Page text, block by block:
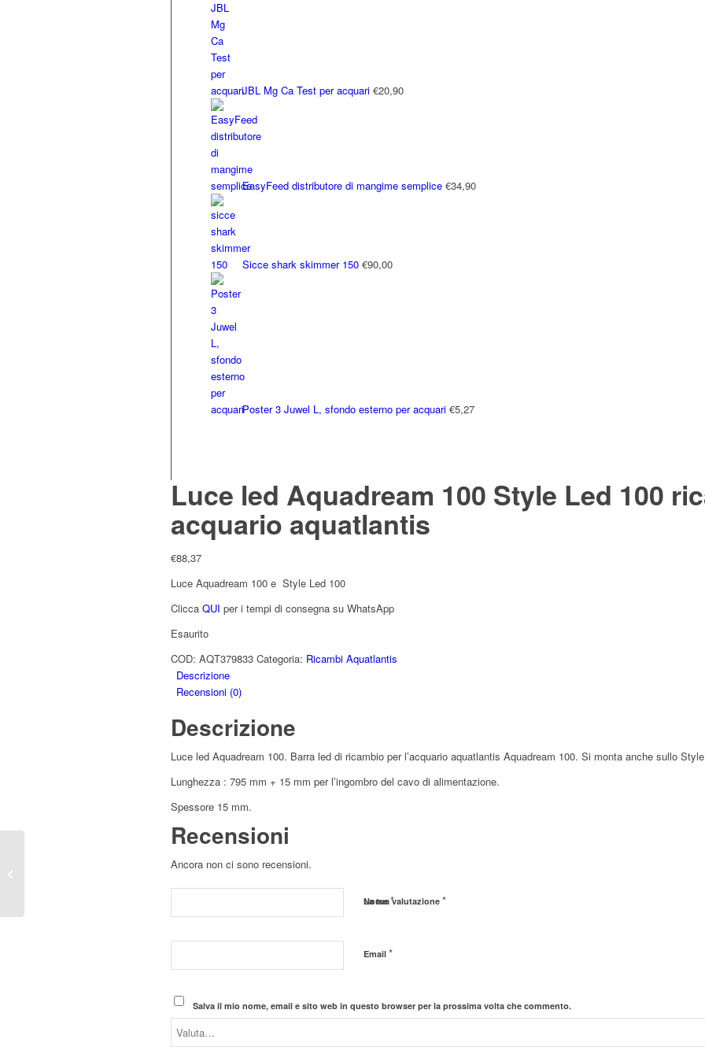
JBL Mg Ca Test per acquari €20,90
EasyFeed distributore di mangime semplice €34,90
Sicce shark skimmer 150 €90,00
Poster 3 Juwel L, sfondo esterno per acquari €5,27
Luce led Aquadream 100 Style Led 100
acquario aquatlantis
€88,37
Luce Aquadream 100 e Style Led 100
Clicca QUI per i tempi di consegna su WhatsApp
Esaurito
COD: AQT379833 Categoria: Ricambi Aquatlantis
Descrizione
Recensioni (0)
Descrizione
Luce led Aquadream 100. Barra led di ricambio per l’acquario aquatlantis Aquadream 100. Si monta anche sullo
Lunghezza : 795 mm + 15 mm per l’ingombro del cavo di alimentazione.
Spessore 15 mm.
Recensioni
Ancora non ci sono recensioni.
Nome*
Email *
Salva il mio nome, email e sito web in questo browser per la prossima volta che commento.
La tua valutazione *